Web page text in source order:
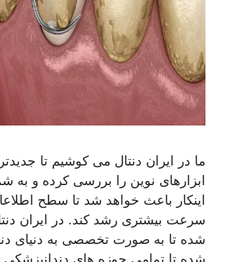
ما در ایران دنتال می کوشیم تا
ابزارهای نوین را بررسی کرده و به
اینکار باعث خواهد شد تا سطح
سرعت بیشتری رشد کند. در ایران
شده تا به صورت تخصصی به دنیای
شده تا تمامی حوزه های دندانپزشکی